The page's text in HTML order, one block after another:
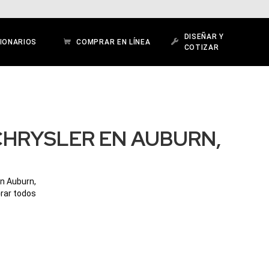
COMPRAR EN LÍNEA
DISEÑAR Y
COTIZAR
EN AUBURN,
Auburn,
todos